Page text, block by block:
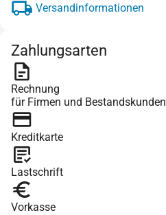
Versandinformationen
Zahlungsarten
Rechnung
für Firmen und Bestandskunden
Kreditkarte
Lastschrift
Vorkasse